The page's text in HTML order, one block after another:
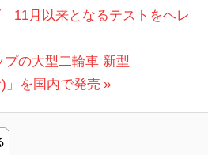
11月以来となるテストをヘレ
の大型二輪車 新型
)」を国内で発売